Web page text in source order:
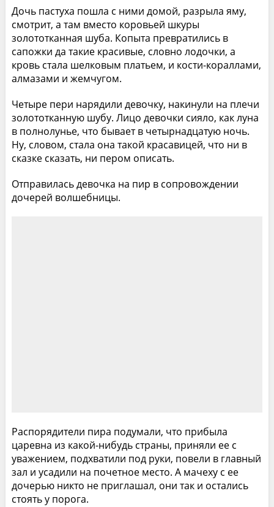
Дочь пастуха пошла с ними домой, разрыла яму,
смотрит, а там вместо коровьей шкуры
золототканная шуба. Копыта превратились в
сапожки да такие красивые, словно лодочки, а
кровь стала шелковым платьем, и кости-кораллами,
алмазами и жемчугом.
Четыре пери нарядили девочку, накинули на плечи
золототканную шубу. Лицо девочки сияло, как луна
в полнолунье, что бывает в четырнадцатую ночь.
Ну, словом, стала она такой красавицей, что ни в
сказке сказать, ни пером описать.
Отправилась девочка на пир в сопровождении
дочерей волшебницы.
Распорядители пира подумали, что прибыла
царевна из какой-нибудь страны, приняли ее с
уважением, подхватили под руки, повели в главный
зал и усадили на почетное место. А мачеху с ее
дочерью никто не приглашал, они так и остались
стоять у порога.